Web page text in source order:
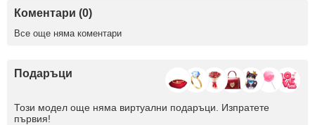
Коментари (0)
Все още няма коментари
Подаръци
Този модел още няма виртуални подаръци. Изпратете
първия!